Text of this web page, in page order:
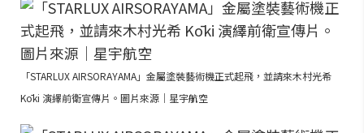
「STARLUX AIRSORAYAMA」金屬塗裝藝術機正式起飛，並請來木村光希
Kōki 演繹前衛宣傳片。圖片來源｜星宇航空